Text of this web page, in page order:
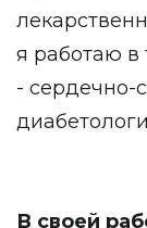
я работаю в
- сердечно-
В своей